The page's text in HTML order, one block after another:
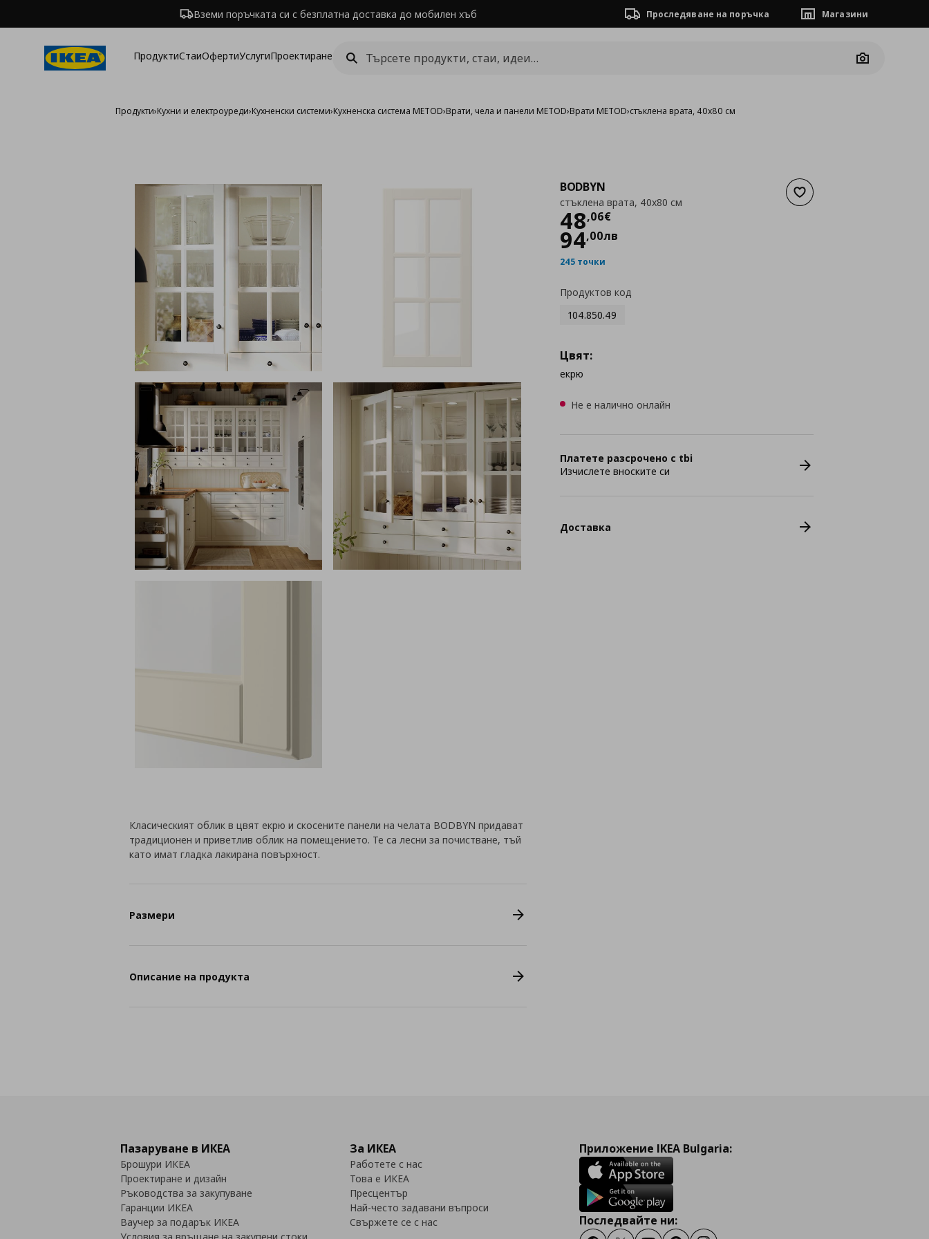
Вземи поръчката си с безплатна доставка до мобилен хъб Проследяване на поръчка Магазини
ПродуктиСтаиОфертиУслугиПроектиране
Camera
Продукти›Кухни и електроуреди›Кухненски системи›Кухненска система METOD›Врати, чела и панели METOD›Врати METOD›стъклена врата, 40x80 см
Добави към списъка с
BODBYN
стъклена врата, 40x80 см
48,06€
Цена
94,00лв
245 точки
Продуктов код
104.850.49
Цвят:
екрю
Не е налично онлайн
Платете разсрочено с tbi
Изчислете вноските си
Доставка
Класическият облик в цвят екрю и скосените панели на челата BODBYN придават
традиционен и приветлив облик на помещението. Те са лесни за почистване, тъй
като имат гладка лакирана повърхност.
Размери
Описание на продукта
Пазаруване в ИКЕА
Брошури ИКЕА
Проектиране и дизайн
Ръководства за закупуване
Гаранции ИКЕА
Ваучер за подарък ИКЕА
За ИКЕА
Работете с нас
Това е ИКЕА
Пресцентър
Най-често задавани въпроси
Свържете се с нас
Приложение IKEA Bulgaria:
Последвайте ни: